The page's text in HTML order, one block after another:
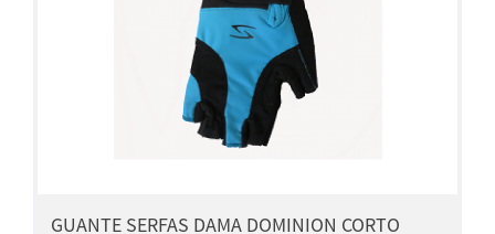
GUANTE SERFAS DAMA DOMINION CORTO